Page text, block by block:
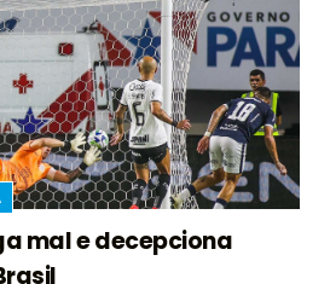
mal e decepciona